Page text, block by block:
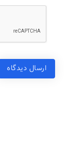
ارسال دیدگاه